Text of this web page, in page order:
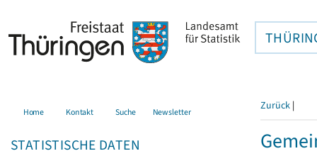
Home Kontakt Suche Newsletter
STATISTISCHE DATEN
Zurück |